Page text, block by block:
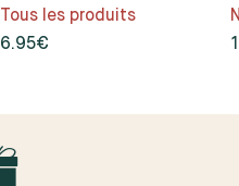
6.95€
Tous les produits